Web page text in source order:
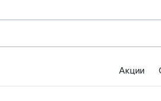
Акции